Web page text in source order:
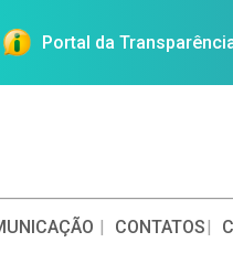
Portal da
CONTATOS